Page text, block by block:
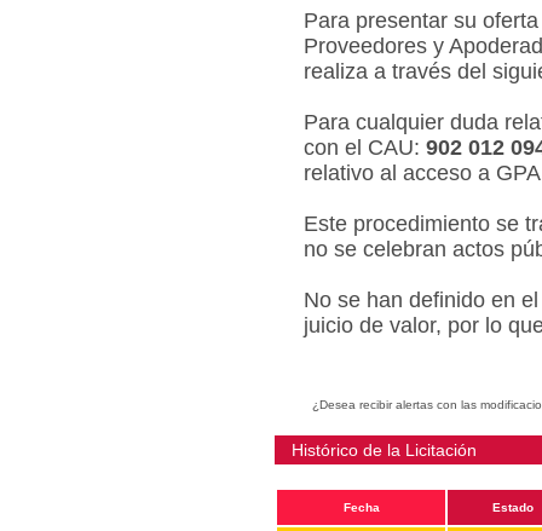
Para presentar su
Proveedores y
realiza a través del
Para cualquier duda
con el CAU: 902 012
relativo al acceso a
Este procedimiento se
no se celebran actos
No se han definido en
juicio de valor, por lo
¿Desea recibir alertas con las
Histórico de la Licitación
Fecha Estado